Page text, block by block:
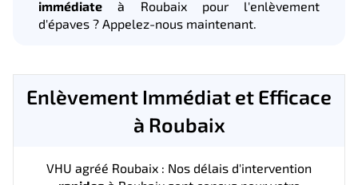
immédiate à Roubaix pour l'enlèvement
d'épaves ? Appelez-nous maintenant.
Enlèvement Immédiat et Efficace
à Roubaix
VHU agréé Roubaix : Nos délais d'intervention